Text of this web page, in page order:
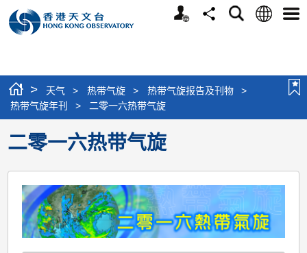
个
分
搜
语
选
> 天气 > 热带气旋 > 热带气旋报告及刊物
>
热带气旋年刊
> 二零一六热带气旋
二零一六热带气旋